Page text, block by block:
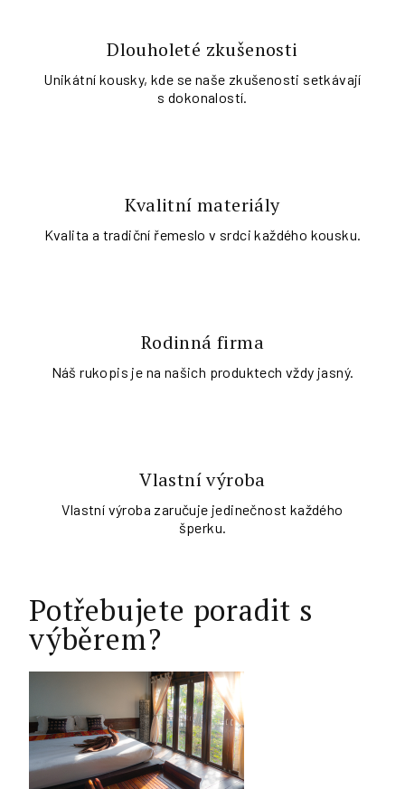
Dlouholeté zkušenosti
Unikátní kousky, kde se naše zkušenosti setkávají
s dokonalostí.
Kvalitní materiály
Kvalita a tradiční řemeslo v srdci každého kousku.
Rodinná firma
Náš rukopis je na našich produktech vždy jasný.
Vlastní výroba
Vlastní výroba zaručuje jedinečnost každého
šperku.
Potřebujete poradit s
výběrem?